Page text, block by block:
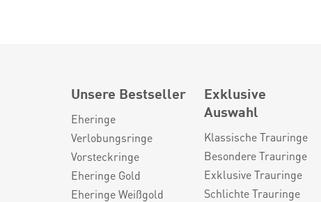
Unsere Bestseller
Eheringe
Verlobungsringe
Vorsteckringe
Eheringe Gold
Eheringe Weißgold
Exklusive
Auswahl
Klassische Trauringe
Besondere Trauringe
Exklusive Trauringe
Schlichte Trauringe